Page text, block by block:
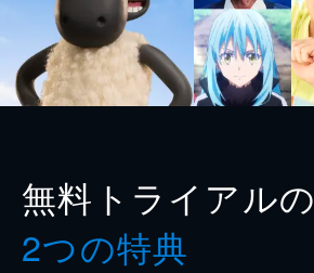
無料トライアルの
2つの特典